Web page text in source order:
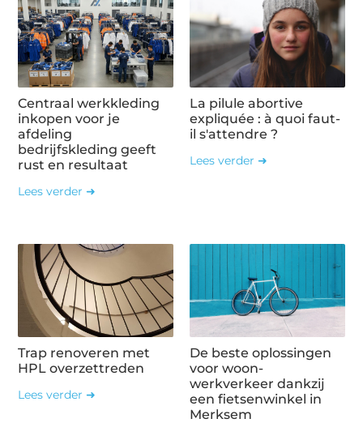
Centraal werkkleding
inkopen voor je
afdeling
bedrijfskleding geeft
rust en resultaat
Lees verder ➜
La pilule abortive
expliquée : à quoi faut-
il s'attendre ?
Lees verder ➜
Trap renoveren met
HPL overzettreden
Lees verder ➜
De beste oplossingen
voor woon-
werkverkeer dankzij
een fietsenwinkel in
Merksem